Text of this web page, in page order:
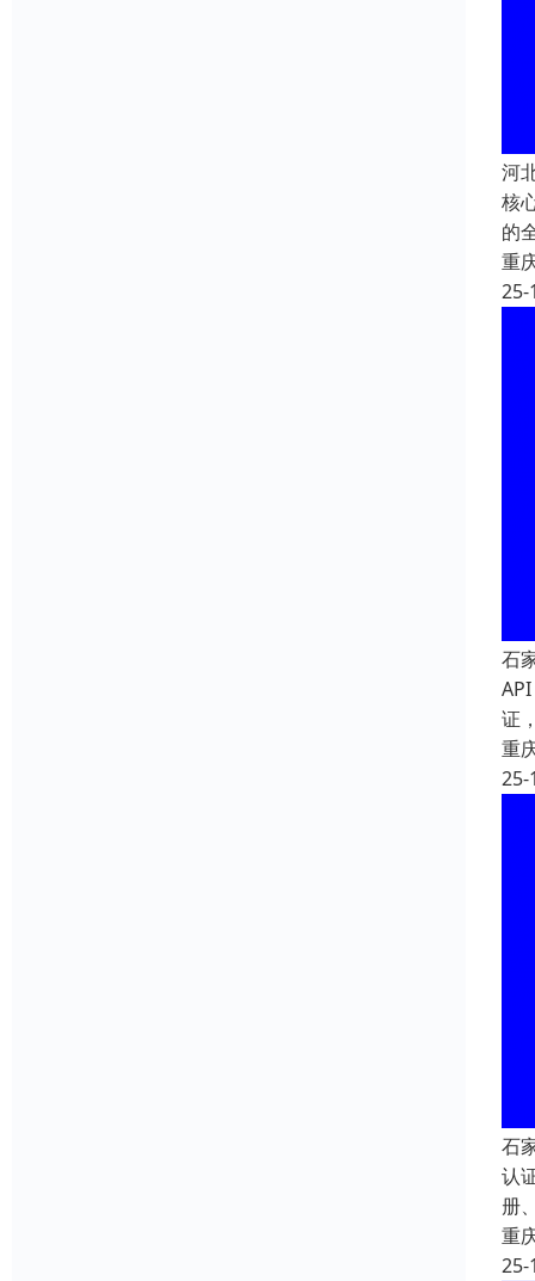
河
核
的
重
25-
石
证
重
25-
石
认
册
重
25-